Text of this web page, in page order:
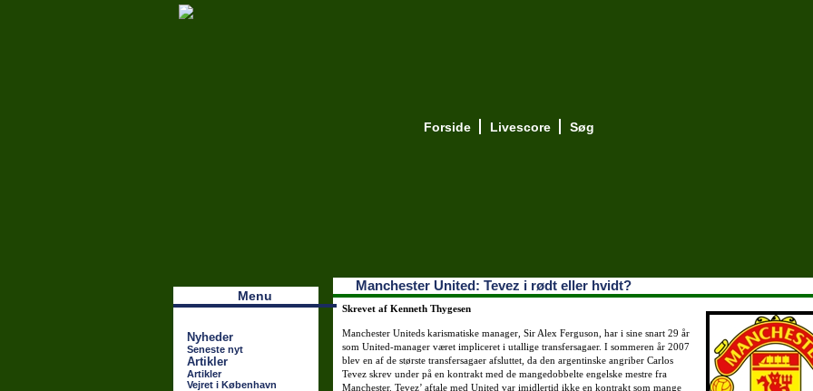
Forside Livescore Søg
Menu
Nyheder
Seneste nyt
Artikler
Artikler
Vejret i København
Manchester United: Tevez i rødt eller hvidt?
Skrevet af Kenneth Thygesen
Manchester Uniteds karismatiske manager, Sir Alex Ferguson, har i sine snart 29 år
som United-manager været impliceret i utallige transfersagaer. I sommeren år 2007
blev en af de største transfersagaer afsluttet, da den argentinske angriber Carlos
Tevez skrev under på en kontrakt med de mangedobbelte engelske mestre fra
Manchester. Tevez’ aftale med United var imidlertid ikke en kontrakt som mange